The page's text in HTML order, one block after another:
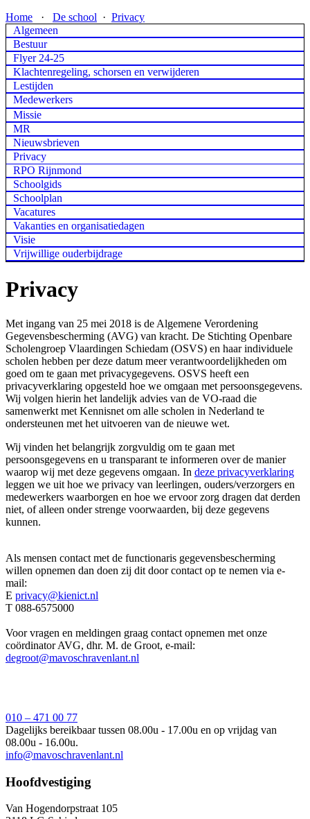
Home · De school · Privacy
Algemeen
Bestuur
Flyer 24-25
Klachtenregeling, schorsen en verwijderen
Lestijden
Medewerkers
Missie
MR
Nieuwsbrieven
Privacy
RPO Rijnmond
Schoolgids
Schoolplan
Vacatures
Vakanties en organisatiedagen
Visie
Vrijwillige ouderbijdrage
Privacy
Met ingang van 25 mei 2018 is de Algemene Verordening
Gegevensbescherming (AVG) van kracht. De Stichting Openbare
Scholengroep Vlaardingen Schiedam (OSVS) en haar individuele
scholen hebben per deze datum meer verantwoordelijkheden om
goed om te gaan met privacygegevens. OSVS heeft een
privacyverklaring opgesteld hoe we omgaan met persoonsgegevens.
Wij volgen hierin het landelijk advies van de VO-raad die
samenwerkt met Kennisnet om alle scholen in Nederland te
ondersteunen met het uitvoeren van de nieuwe wet.
Wij vinden het belangrijk zorgvuldig om te gaan met
persoonsgegevens en u transparant te informeren over de manier
waarop wij met deze gegevens omgaan. In deze privacyverklaring
leggen we uit hoe we privacy van leerlingen, ouders/verzorgers en
medewerkers waarborgen en hoe we ervoor zorg dragen dat derden
niet, of alleen onder strenge voorwaarden, bij deze gegevens
kunnen.
Als mensen contact met de functionaris gegevensbescherming
willen opnemen dan doen zij dit door contact op te nemen via e-
mail:
E privacy@kienict.nl
T 088-6575000
Voor vragen en meldingen graag contact opnemen met onze
coördinator AVG, dhr. M. de Groot, e-mail:
degroot@mavoschravenlant.nl
010 – 471 00 77
Dagelijks bereikbaar tussen 08.00u - 17.00u en op vrijdag van
08.00u - 16.00u.
info@mavoschravenlant.nl
Hoofdvestiging
Van Hogendorpstraat 105